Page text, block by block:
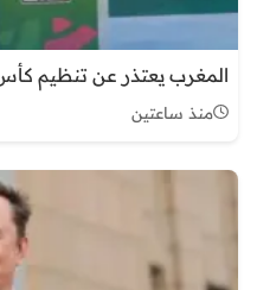
المغرب يعتذر عن تنظيم كأس
منذ ساعتين